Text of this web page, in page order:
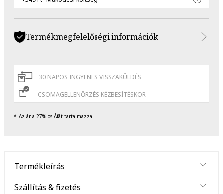
Termékmegfelelőségi információk
30 NAPOS INGYENES VISSZAKÜLDÉS
CSOMAGELLENŐRZÉS KÉZBESÍTÉSKOR
Az ár a 27%-os Áfát tartalmazza
Termékleírás
Szállítás & fizetés